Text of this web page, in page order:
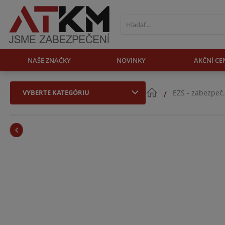
NAŠE ZNAČKY NOVINKY AKČNÍ
VYBERTE KATEGÓRIU EZS -